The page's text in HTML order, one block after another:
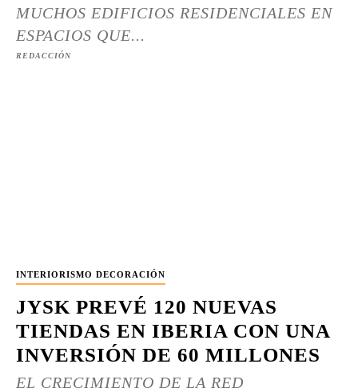
MUCHOS EDIFICIOS RESIDENCIALES EN
ESPACIOS QUE...
REDACCIÓN
INTERIORISMO DECORACIÓN
JYSK PREVÉ 120 NUEVAS
TIENDAS EN IBERIA CON UNA
INVERSIÓN DE 60 MILLONES
EL CRECIMIENTO DE LA RED